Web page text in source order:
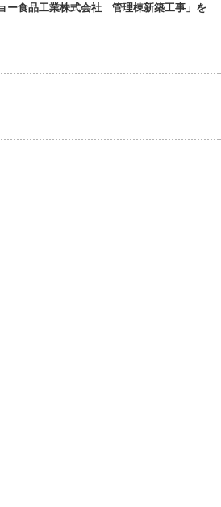
ー食品工業株式会社 管理棟新築工事」を